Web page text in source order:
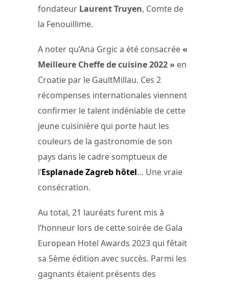
fondateur Laurent Truyen, Comte de
la Fenouillime.
A noter qu’Ana Grgic a été consacrée«
Meilleure Cheffe de cuisine 2022 » en
Croatie par le GaultMillau. Ces 2
récompenses internationales viennent
confirmer le talent indéniable de cette
jeune cuisinière qui porte haut les
couleurs de la gastronomie de son
pays dans le cadre somptueux de
l’Esplanade Zagreb hôtel… Une vraie
consécration.
Au total, 21 lauréats furent mis à
l’honneur lors de cette soirée de Gala
European Hotel Awards 2023 qui fêtait
sa 5ème édition avec succès. Parmi les
gagnants étaient présents des